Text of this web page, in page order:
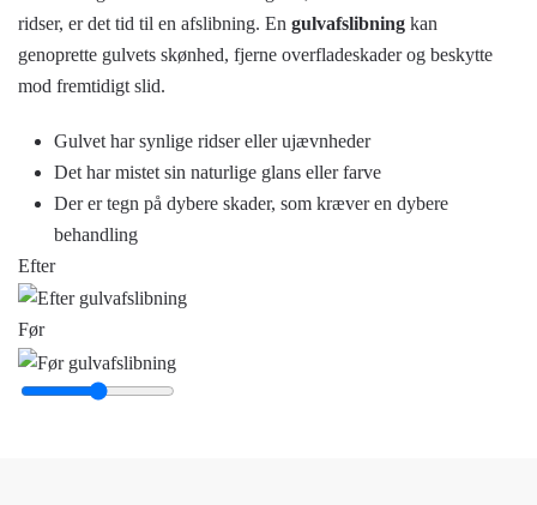
ridser, er det tid til en afslibning. En gulvafslibning kan
genoprette gulvets skønhed, fjerne overfladeskader og beskytte
mod fremtidigt slid.
Gulvet har synlige ridser eller ujævnheder
Det har mistet sin naturlige glans eller farve
Der er tegn på dybere skader, som kræver en dybere
behandling
Efter
Før